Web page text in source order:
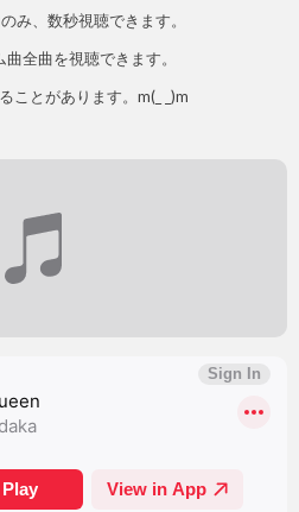
み、数秒視聴できます。
全曲を視聴できます。
ことがあります。m(_ _)m